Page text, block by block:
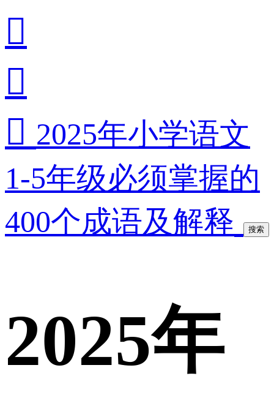


 2025年小学语文
1-5年级必须掌握的
400个成语及解释
搜索
2025年